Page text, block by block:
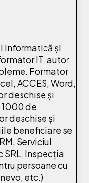
Informatică și
IT, autor
Formator
ACCES, Word,
deschise și
de
deschise și
beneficiare se
Serviciul
SRL, Inspecția
persoane cu
etc.)